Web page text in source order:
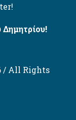
/ All Rights